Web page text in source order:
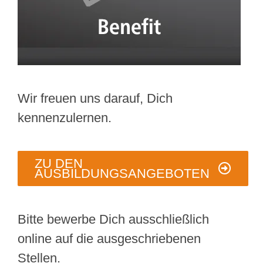
Wir freuen uns darauf, Dich
kennenzulernen.
ZU DEN
AUSBILDUNGSANGEBOTEN
Bitte bewerbe Dich ausschließlich
online auf die ausgeschriebenen
Stellen.